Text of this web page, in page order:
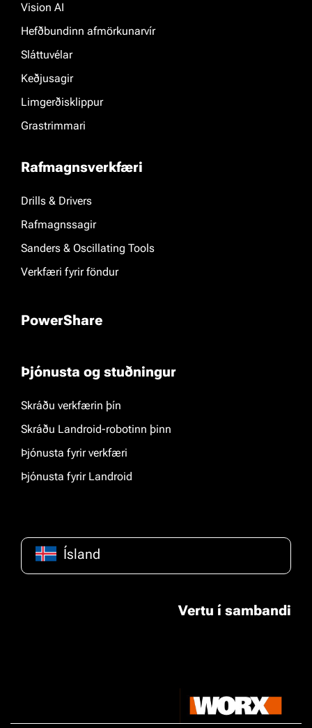
Vision AI
Hefðbundinn afmörkunarvír
Sláttuvélar
Keðjusagir
Limgerðisklippur
Grastrimmari
Rafmagnsverkfæri
Drills & Drivers
Rafmagnssagir
Sanders & Oscillating Tools
Verkfæri fyrir föndur
PowerShare
Þjónusta og stuðningur
Skráðu verkfærin þín
Skráðu Landroid-robotinn þinn
Þjónusta fyrir verkfæri
Þjónusta fyrir Landroid
Ísland
Vertu í sambandi